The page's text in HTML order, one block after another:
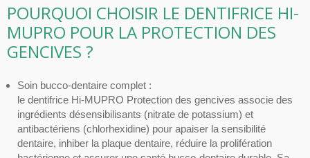
POURQUOI CHOISIR LE DENTIFRICE HI-
MUPRO POUR LA PROTECTION DES
GENCIVES ?
Soin bucco-dentaire complet :
le dentifrice Hi-MUPRO Protection des gencives associe des
ingrédients désensibilisants (nitrate de potassium) et
antibactériens (chlorhexidine) pour apaiser la sensibilité
dentaire, inhiber la plaque dentaire, réduire la prolifération